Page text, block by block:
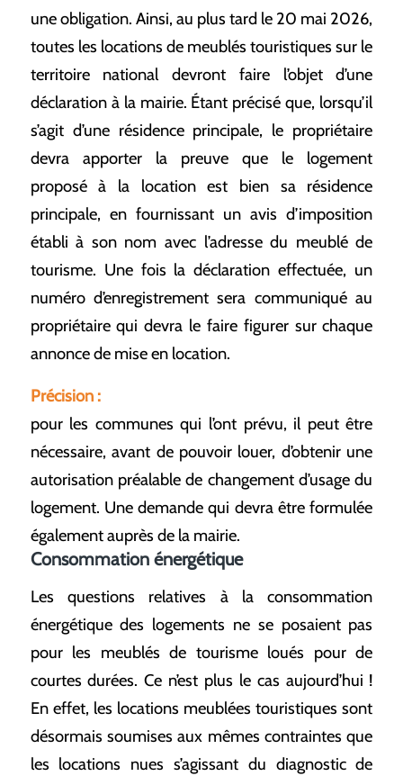
une obligation. Ainsi, au plus tard le 20 mai 2026,
toutes les locations de meublés touristiques sur le
territoire national devront faire l’objet d’une
déclaration à la mairie. Étant précisé que, lorsqu’il
s’agit d’une résidence principale, le propriétaire
devra apporter la preuve que le logement
proposé à la location est bien sa résidence
principale, en fournissant un avis d’imposition
établi à son nom avec l’adresse du meublé de
tourisme. Une fois la déclaration effectuée, un
numéro d’enregistrement sera communiqué au
propriétaire qui devra le faire figurer sur chaque
annonce de mise en location.
Précision :
pour les communes qui l’ont prévu, il peut être
nécessaire, avant de pouvoir louer, d’obtenir une
autorisation préalable de changement d’usage du
logement. Une demande qui devra être formulée
également auprès de la mairie.
Consommation énergétique
Les questions relatives à la consommation
énergétique des logements ne se posaient pas
pour les meublés de tourisme loués pour de
courtes durées. Ce n’est plus le cas aujourd’hui !
En effet, les locations meublées touristiques sont
désormais soumises aux mêmes contraintes que
les locations nues s’agissant du diagnostic de